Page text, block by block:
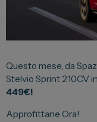
Toyota
Dongfeng
Veicoli
Questo mese, da
Stelvio Sprint 210CV in
449€!
Approfittane Ora!